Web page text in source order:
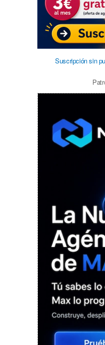
Suscripción sin